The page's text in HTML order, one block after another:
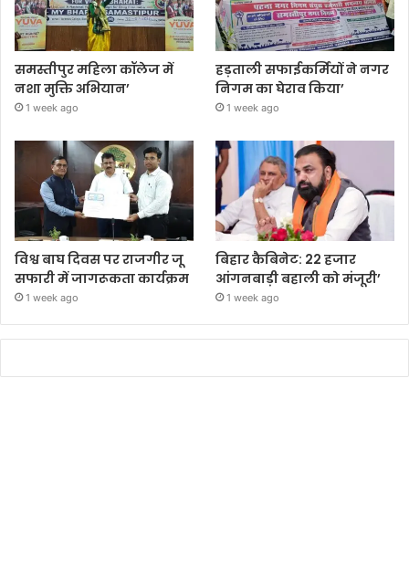
समस्तीपुर महिला कॉलेज में
नशा मुक्ति अभियान’
1 week ago
हड़ताली सफाईकर्मियों ने नगर
निगम का घेराव किया’
1 week ago
विश्व बाघ दिवस पर राजगीर जू
सफारी में जागरूकता कार्यक्रम
1 week ago
बिहार कैबिनेट: 22 हजार
आंगनबाड़ी बहाली को मंजूरी’
1 week ago